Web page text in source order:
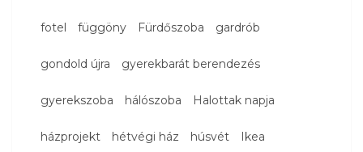
fotel függöny Fürdőszoba gardrób
gondold újra gyerekbarát berendezés
gyerekszoba hálószoba Halottak napja
házprojekt hétvégi ház húsvét Ikea